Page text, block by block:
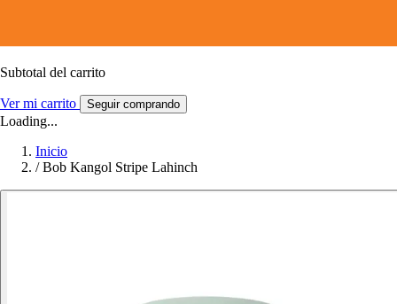
Subtotal del carrito
Ver mi carrito Seguir comprando
Loading...
Inicio
/ Bob Kangol Stripe Lahinch